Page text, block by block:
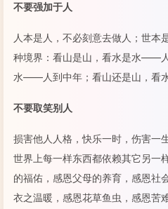
不要强加于人
人本是人，不必刻意去做人；世本
种境界：看山是山，看水是水——
水——人到中年；看山还是山，看
不要取笑别人
损害他人人格，快乐一时，伤害一
世界上每一样东西都依赖其它另一
的福佑，感恩父母的养育，感恩社
衣之温暖，感恩花草鱼虫，感恩苦